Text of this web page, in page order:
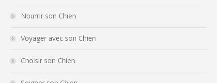
Nourrir son Chien
Voyager avec son Chien
Choisir son Chien